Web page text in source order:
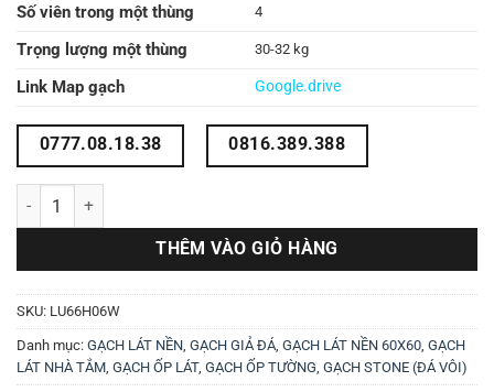
Số viên trong một thùng 4
Trọng lượng một thùng 30-32 kg
Link Map gạch Google.drive
0777.08.18.38 0816.389.388
Gạch lát nền màu xám xanh 60x60 60LU66H06W số lượng
THÊM VÀO GIỎ HÀNG
SKU: LU66H06W
Danh mục: GẠCH LÁT NỀN, GẠCH GIẢ ĐÁ, GẠCH LÁT NỀN 60X60, GẠCH
LÁT NHÀ TẮM, GẠCH ỐP LÁT, GẠCH ỐP TƯỜNG, GẠCH STONE (ĐÁ VÔI)